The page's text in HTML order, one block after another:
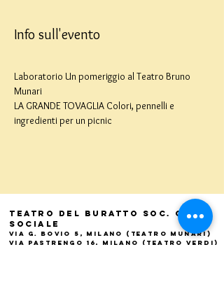
Info sull'evento
Laboratorio Un pomeriggio al Teatro Bruno
Munari
LA GRANDE TOVAGLIA Colori, pennelli e
ingredienti per un picnic
Teatro del Buratto Soc. Coop
sociale
Via G. Bovio 5, Milano (Teatro Munari)
Via Pastrengo 16, Milano (Teatro Verdi)